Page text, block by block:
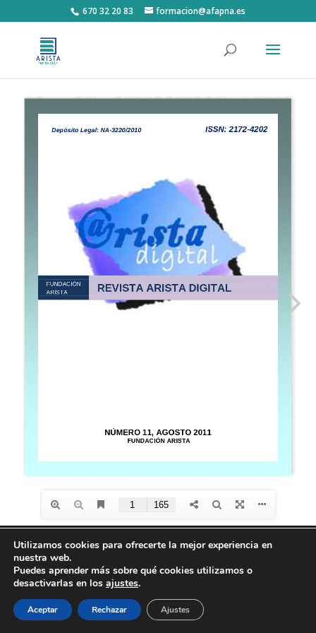
670 32 20 83 formacion@afapna.es
Diseño de Seos +
| © Todos los derechos reservados
Fundación Arista - Aviso Legal
privacidad- Política de Cookies
Utilizamos cookies para ofrecerte la mejor experiencia en
nuestra web.
Puedes aprender más sobre qué cookies utilizamos o
desactivarlas en los ajustes.
Aceptar Rechazar Ajustes